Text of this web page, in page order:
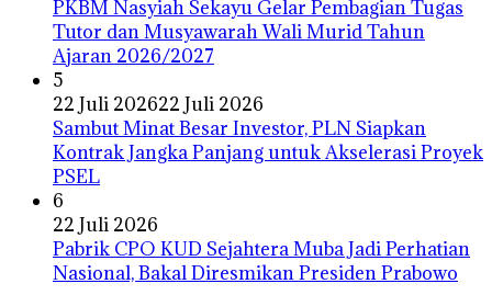
PKBM Nasyiah Sekayu Gelar Pembagian Tugas
Tutor dan Musyawarah Wali Murid Tahun
Ajaran 2026/2027
5
22 Juli 202622 Juli 2026
Sambut Minat Besar Investor, PLN Siapkan
Kontrak Jangka Panjang untuk Akselerasi Proyek
PSEL
6
22 Juli 2026
Pabrik CPO KUD Sejahtera Muba Jadi Perhatian
Nasional, Bakal Diresmikan Presiden Prabowo